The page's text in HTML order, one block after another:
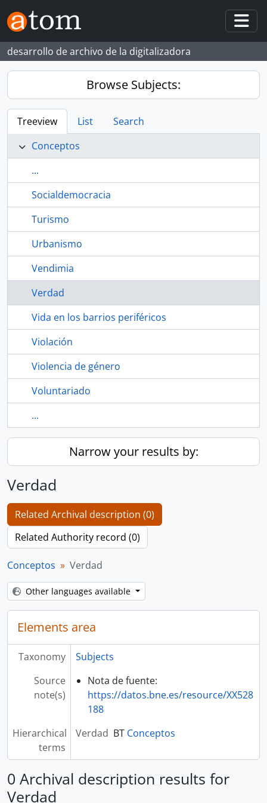
Skip to main content
desarrollo de archivo de la digitalizadora
Browse Subjects:
Treeview List
Search
Conceptos
...
Socialdemocracia
Turismo
Urbanismo
Vendimia
Verdad
Vida en los barrios periféricos
Violación
Violencia de género
Voluntariado
...
Narrow your results by:
Verdad
Related Archival description (0)
Related Authority record (0)
Conceptos Verdad
Other languages available
Elements area
Taxonomy
Subjects
Source
note(s)
Nota de fuente:
https://datos.bne.es/resource/XX528
188
Hierarchical
terms
Verdad BT Conceptos
0 Archival description results for
Verdad